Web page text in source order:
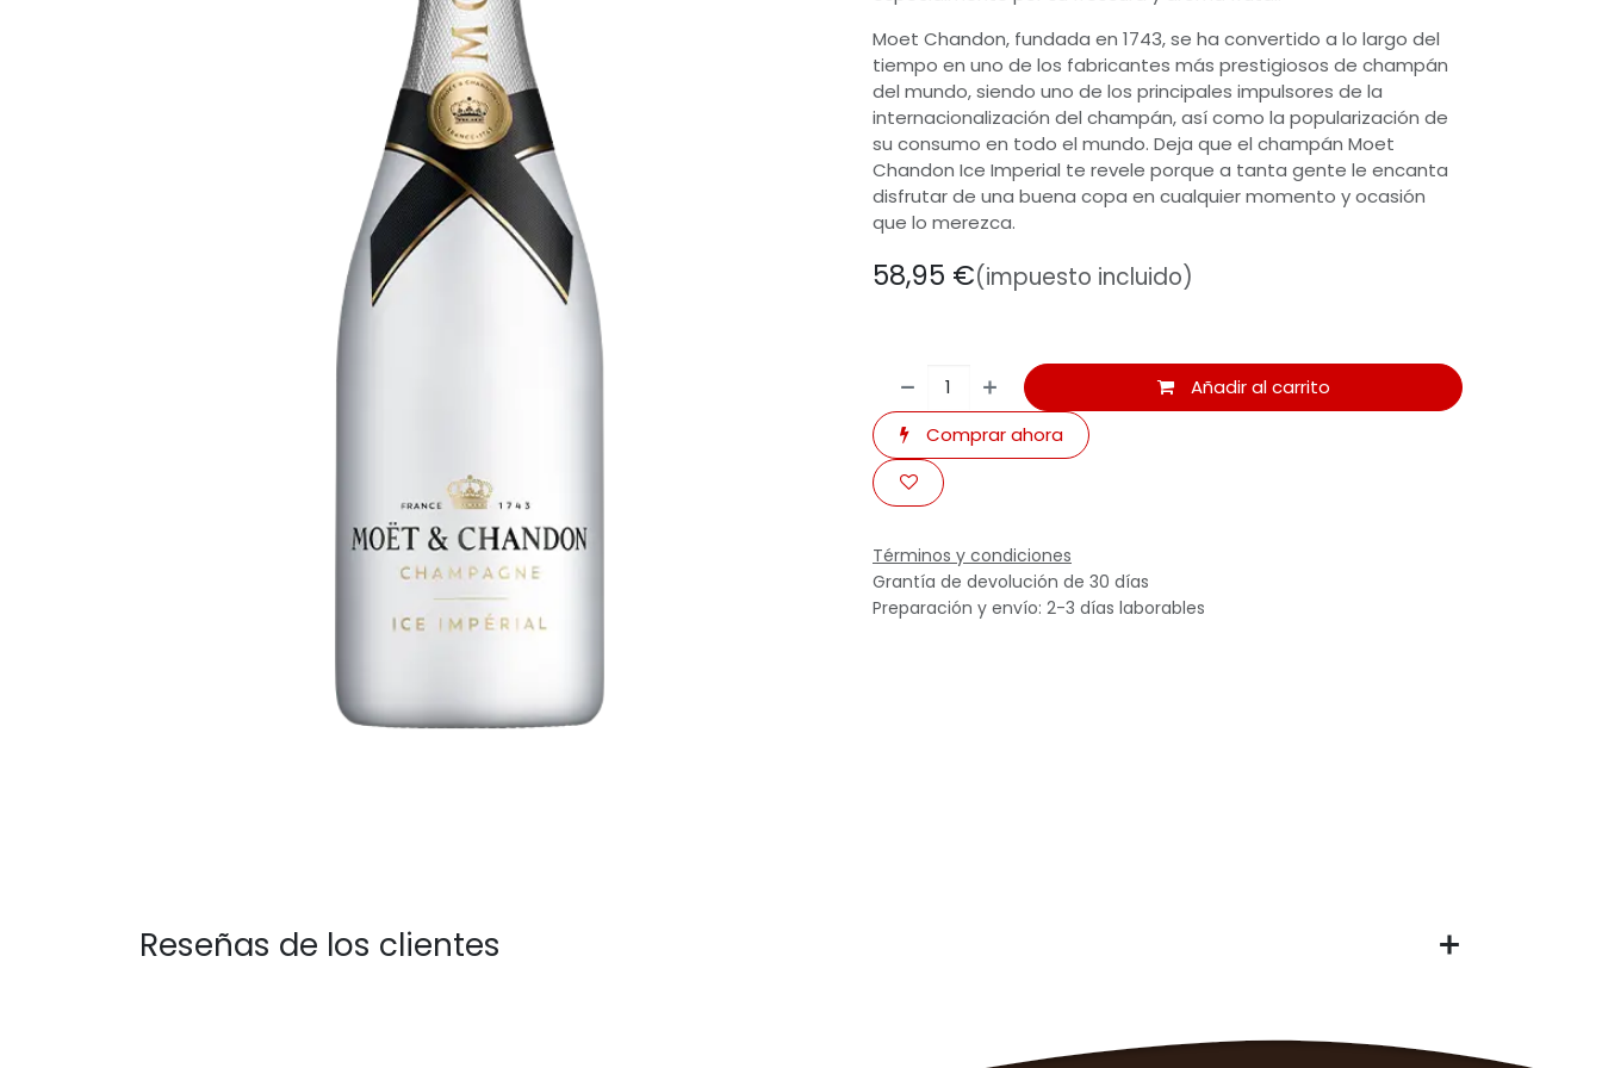
Moet Chandon, fundada en 1743, se ha convertido a lo largo del
tiempo en uno de los fabricantes más prestigiosos de champán
del mundo, siendo uno de los principales impulsores de la
internacionalización del champán, así como la popularización de
su consumo en todo el mundo. Deja que el champán Moet
Chandon Ice Imperial te revele porque a tanta gente le encanta
disfrutar de una buena copa en cualquier momento y ocasión
que lo merezca.
58,95 €(impuesto incluido)
Añadir al carrito
Comprar ahora
Términos y condiciones
Grantía de devolución de 30 días
Preparación y envío: 2-3 días laborables
Reseñas de los clientes